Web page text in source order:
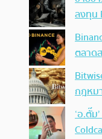
ลงทุน
ตลาด
กฎหม
‘อ.ตั๊ม